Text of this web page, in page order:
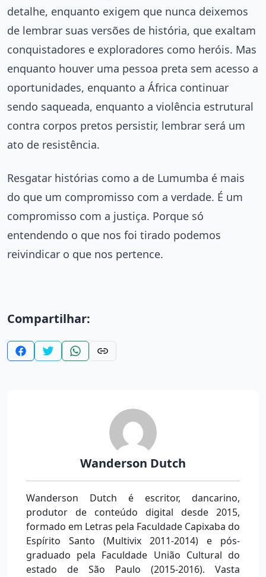
detalhe, enquanto exigem que nunca deixemos
de lembrar suas versões de história, que exaltam
conquistadores e exploradores como heróis. Mas
enquanto houver uma pessoa preta sem acesso a
oportunidades, enquanto a África continuar
sendo saqueada, enquanto a violência estrutural
contra corpos pretos persistir, lembrar será um
ato de resistência.
Resgatar histórias como a de Lumumba é mais
do que um compromisso com a verdade. É um
compromisso com a justiça. Porque só
entendendo o que nos foi tirado podemos
reivindicar o que nos pertence.
Compartilhar:
Wanderson Dutch
Wanderson Dutch é escritor, dancarino,
produtor de conteúdo digital desde 2015,
formado em Letras pela Faculdade Capixaba do
Espírito Santo (Multivix 2011-2014) e pós-
graduado pela Faculdade União Cultural do
estado de São Paulo (2015-2016). Vasta